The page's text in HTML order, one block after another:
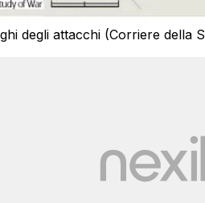
degli attacchi (Corriere della